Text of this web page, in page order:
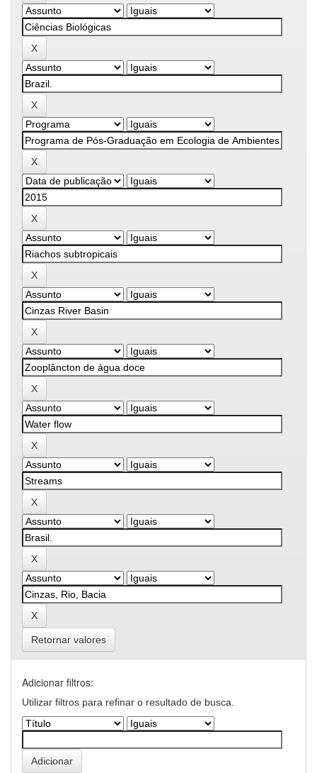
Retornar valores
Adicionar filtros:
Utilizar filtros para refinar o resultado de busca.